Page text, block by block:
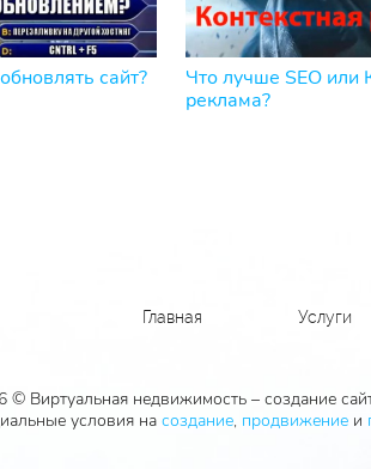
сайт?
Что лучше SEO или
реклама?
Главная Услуги
Виртуальная недвижимость – создание
условия на создание, продвижениеи